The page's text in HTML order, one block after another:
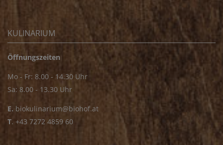
KULINARIUM
Öffnungszeiten
Mo - Fr: 8.00 - 14.30 Uhr
Sa: 8.00 - 13.30 Uhr
E. biokulinarium@biohof.at
T. +43 7272 4859 60